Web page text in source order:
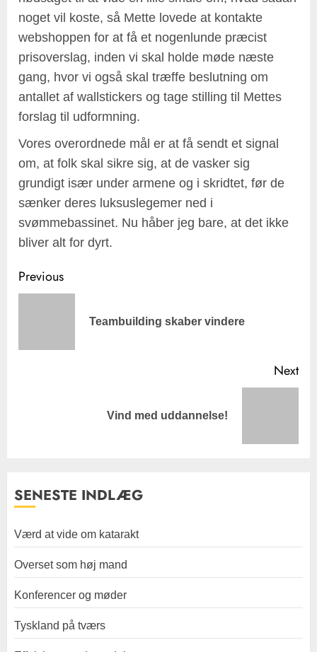
noget vil koste, så Mette lovede at kontakte
webshoppen for at få et nogenlunde præcist
prisoverslag, inden vi skal holde møde næste
gang, hvor vi også skal træffe beslutning om
antallet af wallstickers og tage stilling til Mettes
forslag til udformning.
Vores overordnede mål er at få sendt et signal
om, at folk skal sikre sig, at de vasker sig
grundigt især under armene og i skridtet, før de
sænker deres luksuslegemer ned i
svømmebassinet. Nu håber jeg bare, at det ikke
bliver alt for dyrt.
Post
navigation
Previous
Teambuilding skaber vindere
Next
Vind med uddannelse!
SENESTE INDLÆG
Værd at vide om katarakt
Overset som høj mand
Konferencer og møder
Tyskland på tværs